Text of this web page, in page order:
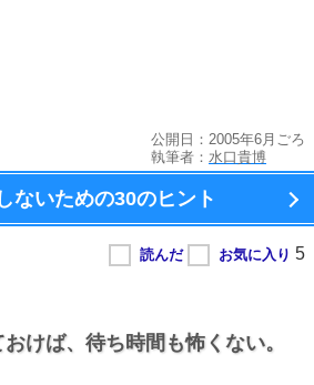
公開日：2005年6月ごろ
執筆者： 水口貴博
ないための30のヒント
けば、 待ち時間も怖くない。